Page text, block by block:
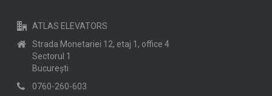
ATLAS ELEVATORS
Strada Monetariei 12, etaj 1, office 4
Sectorul 1
Bucureşti
0760-260-603